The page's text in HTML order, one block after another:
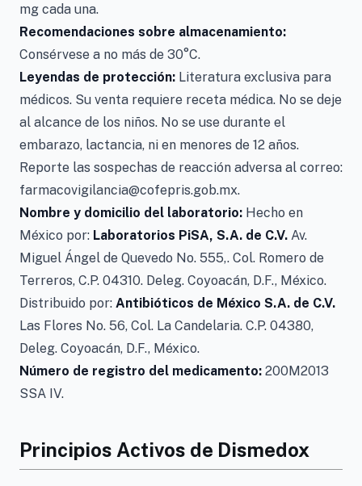
mg cada una.
Recomendaciones sobre almacenamiento:
Consérvese a no más de 30°C.
Leyendas de protección: Literatura exclusiva para
médicos. Su venta requiere receta médica. No se deje
al alcance de los niños. No se use durante el
embarazo, lactancia, ni en menores de 12 años.
Reporte las sospechas de reacción adversa al correo:
farmacovigilancia@cofepris.gob.mx.
Nombre y domicilio del laboratorio: Hecho en
México por: Laboratorios PiSA, S.A. de C.V. Av.
Miguel Ángel de Quevedo No. 555,. Col. Romero de
Terreros, C.P. 04310. Deleg. Coyoacán, D.F., México.
Distribuido por: Antibióticos de México S.A. de C.V.
Las Flores No. 56, Col. La Candelaria. C.P. 04380,
Deleg. Coyoacán, D.F., México.
Número de registro del medicamento: 200M2013
SSA IV.
Principios Activos de Dismedox